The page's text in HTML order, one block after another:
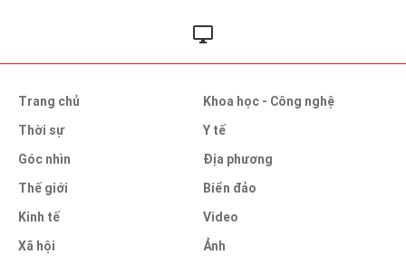
Trang chủ
Thời sự
Góc nhìn
Thế giới
Kinh tế
Xã hội
Khoa học - Công nghệ
Y tế
Địa phương
Biển đảo
Video
Ảnh